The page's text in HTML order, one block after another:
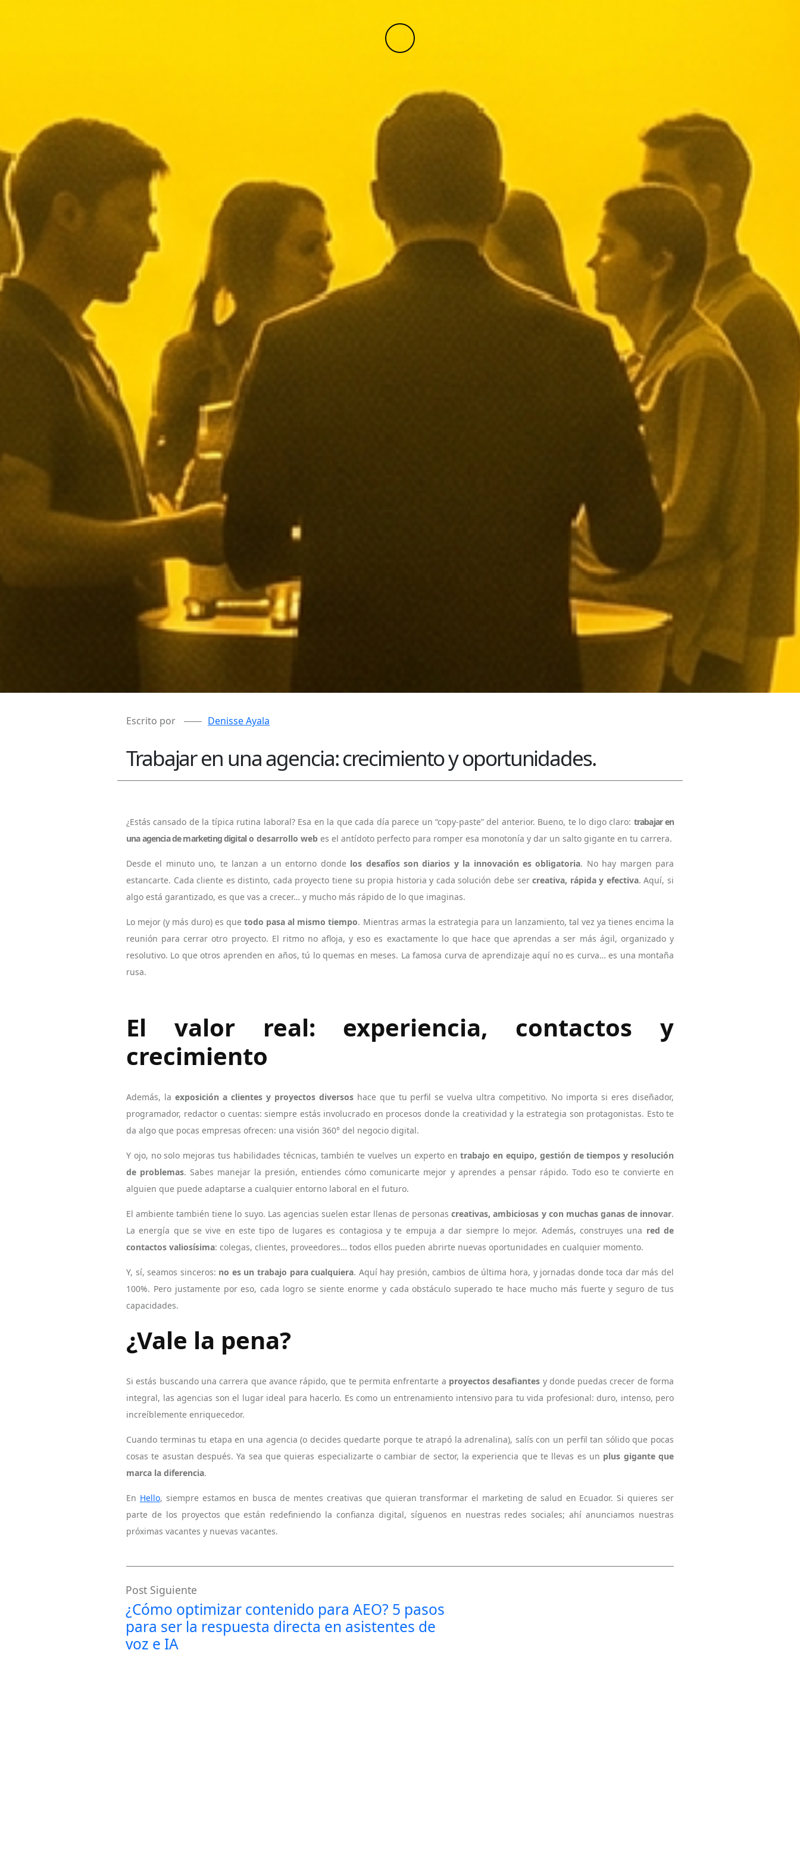
Escrito por Denisse Ayala
Trabajar en una agencia: crecimiento y oportunidades.
¿Estás cansado de la típica rutina laboral? Esa en la que cada día parece un “copy-paste” del anterior. Bueno, te lo digo claro: trabajar en
una agencia de marketing digitalo desarrollo webes el antídoto perfecto para romper esa monotonía y dar un salto gigante en tu carrera.
Desde el minuto uno, te lanzan a un entorno donde los desafíos son diarios y la innovación es obligatoria. No hay margen para
estancarte. Cada cliente es distinto, cada proyecto tiene su propia historia y cada solución debe sercreativa, rápida y efectiva. Aquí, si
algo está garantizado, es que vas a crecer… y mucho más rápido de lo que imaginas.
Lo mejor (y más duro) es quetodo pasa al mismo tiempo. Mientras armas la estrategia para un lanzamiento, tal vez ya tienes encima la
reunión para cerrar otro proyecto. El ritmo no afloja, y eso es exactamente lo que hace que aprendas a ser más ágil, organizado y
resolutivo. Lo que otros aprenden en años, tú lo quemas en meses. La famosa curva de aprendizaje aquí no es curva… es una montaña
rusa.
El valor real: experiencia, contactos y
crecimiento
Además, la exposición a clientes y proyectos diversoshace que tu perfil se vuelva ultra competitivo. No importa si eres diseñador,
programador, redactor o cuentas: siempre estás involucrado en procesos donde la creatividad y la estrategia son protagonistas. Esto te
da algo que pocas empresas ofrecen: una visión 360° del negocio digital.
Y ojo, no solo mejoras tus habilidades técnicas, también te vuelves un experto entrabajo en equipo, gestión de tiempos y resolución
de problemas. Sabes manejar la presión, entiendes cómo comunicarte mejor y aprendes a pensar rápido. Todo eso te convierte en
alguien que puede adaptarse a cualquier entorno laboral en el futuro.
El ambiente también tiene lo suyo. Las agencias suelen estar llenas de personascreativas, ambiciosas y con muchas ganas de innovar.
La energía que se vive en este tipo de lugares es contagiosa y te empuja a dar siempre lo mejor. Además, construyes una red de
contactos valiosísima: colegas, clientes, proveedores… todos ellos pueden abrirte nuevas oportunidades en cualquier momento.
Y, sí, seamos sinceros: no es un trabajo para cualquiera. Aquí hay presión, cambios de última hora, y jornadas donde toca dar más del
100%. Pero justamente por eso, cada logro se siente enorme y cada obstáculo superado te hace mucho más fuerte y seguro de tus
capacidades.
¿Vale la pena?
Si estás buscando una carrera que avance rápido, que te permita enfrentarte a proyectos desafiantes y donde puedas crecer de forma
integral, las agencias son el lugar ideal para hacerlo. Es como un entrenamiento intensivo para tu vida profesional: duro, intenso, pero
increíblemente enriquecedor.
Cuando terminas tu etapa en una agencia (o decides quedarte porque te atrapó la adrenalina), salís con un perfil tan sólido que pocas
cosas te asustan después. Ya sea que quieras especializarte o cambiar de sector, la experiencia que te llevas es un plus gigante que
marca la diferencia.
En Hello, siempre estamos en busca de mentes creativas que quieran transformar el marketing de salud en Ecuador. Si quieres ser
parte de los proyectos que están redefiniendo la confianza digital, síguenos en nuestras redes sociales; ahí anunciamos nuestras
próximas vacantes y nuevas vacantes.
Post Siguiente
¿Cómo optimizar contenido para AEO? 5 pasos
para ser la respuesta directa en asistentes de
voz e IA